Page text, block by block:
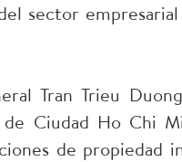
sector
Tran Trieu
Ciudad Ho Chi
de propiedad